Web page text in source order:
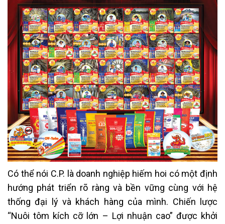
Có thể nói C.P. là doanh nghiệp hiếm hoi có một định
hướng phát triển rõ ràng và bền vững cùng với hệ
thống đại lý và khách hàng của mình. Chiến lược
“Nuôi tôm kích cỡ lớn – Lợi nhuận cao” được khởi